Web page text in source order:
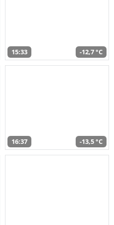
15:33 -12,7 °C
16:37 -13,5 °C